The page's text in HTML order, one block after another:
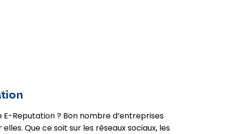
Reputation ? Bon nombre d’entreprises
Que ce soit sur les réseaux sociaux, les